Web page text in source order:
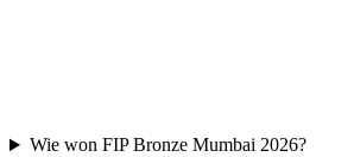
Wie won FIP Bronze Mumbai 2026?